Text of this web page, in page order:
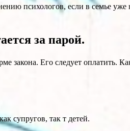
психологов, если в семье уже
за парой.
закона. Его следует оплатить.
супругов, так т детей.